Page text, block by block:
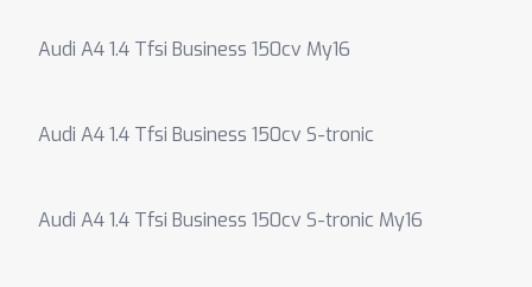
Audi A4 1.4 Tfsi Business 150cv My16
Audi A4 1.4 Tfsi Business 150cv S-tronic
Audi A4 1.4 Tfsi Business 150cv S-tronic My16